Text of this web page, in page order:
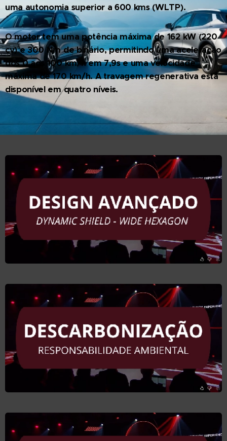
uma autonomia superior a 600 kms (WLTP).
O motor tem uma potência máxima de 162 kW (220
cv) e 300 Nm de binário, permitindo uma aceleração
dos 0 aos 100 km/h em 7,9s e uma velocidade
máxima de 170 km/h. A travagem regenerativa está
disponível em quatro níveis.